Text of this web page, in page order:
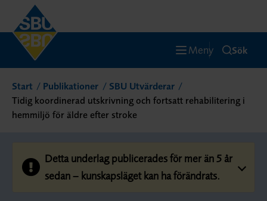
Meny Sök
Start Publikationer
SBU Utvärderar
Tidig koordinerad utskrivning och fortsatt rehabilitering i
hemmiljö för äldre efter stroke
Detta underlag publicerades för mer än 5 år
sedan – kunskapsläget kan ha förändrats.